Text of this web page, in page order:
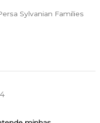
Sylvanian Families